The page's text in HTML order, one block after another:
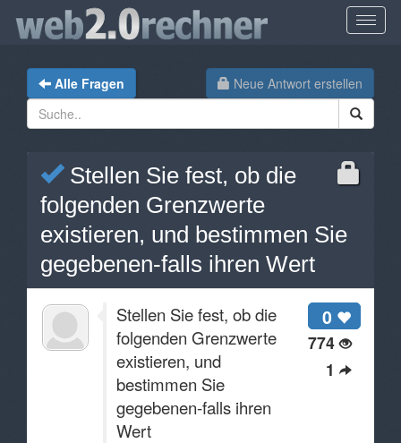
Neue Antwort erstellen
Alle Fragen
Stellen Sie fest, ob die
folgenden Grenzwerte
existieren, und bestimmen Sie
gegebenen-falls ihren Wert
0
774
1
Stellen Sie fest, ob die
folgenden Grenzwerte
existieren, und
bestimmen Sie
gegebenen-falls ihren
Wert